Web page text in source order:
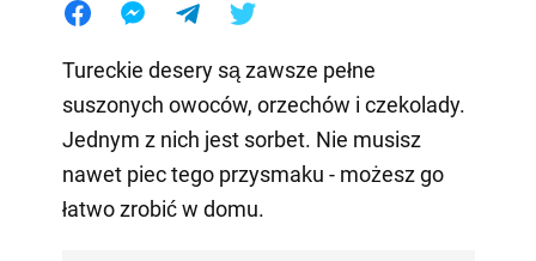
Tureckie desery są zawsze pełne
suszonych owoców, orzechów i czekolady.
Jednym z nich jest sorbet. Nie musisz
nawet piec tego przysmaku - możesz go
łatwo zrobić w domu.